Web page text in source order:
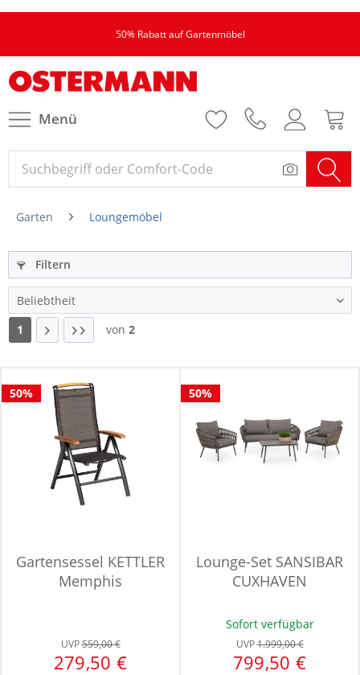
50% Rabatt auf Gartenmöbel
Menü
Garten Loungemöbel
Filtern
1 von 2
50%
Gartensessel KETTLER
Memphis
UVP559,00 €
279,50 €
50%
Lounge-Set SANSIBAR
CUXHAVEN
Sofort verfügbar
UVP1.999,00 €
799,50 €